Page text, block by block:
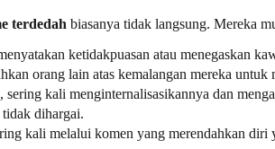
terdedah biasanya tidak langsung. Mereka
ketidakpuasan atau menegaskan
orang lain atas kemalangan mereka untuk
kali menginternalisasikannya dan
tidak dihargai.
kali melalui komen yang merendahkan diri